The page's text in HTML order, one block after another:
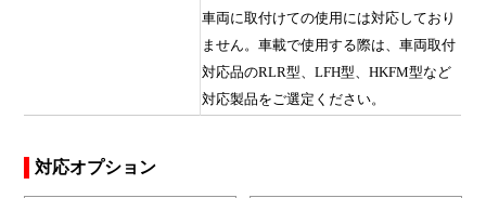
車両に取付けての使用には対応しており
ません。車載で使用する際は、車両取付
対応品のRLR型、LFH型、HKFM型など
対応製品をご選定ください。
対応オプション